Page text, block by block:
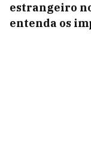
estrangeiro
entenda os